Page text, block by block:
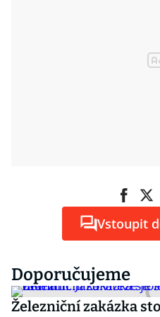
Vstoupit
Doporučujeme
Železniční zakázka